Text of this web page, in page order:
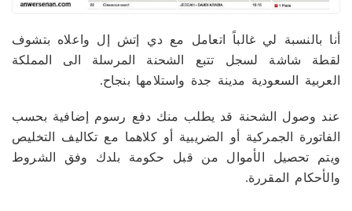
أنا بالنسبة لي غالباً اتعامل مع دي إتش إل واعلاه بتشوف
لقطة شاشة لسجل تتبع الشحنة المرسلة الى المملكة
العربية السعودية مدينة جدة واستلامها بنجاح.
عند وصول الشحنة قد يطلب منك دفع رسوم إضافية بحسب
الفاتورة الجمركية أو الضريبية أو كلاهما مع تكاليف التخليص
ويتم تحصيل الأموال من قبل حكومة بلدك وفق الشروط
والأحكام المقررة.